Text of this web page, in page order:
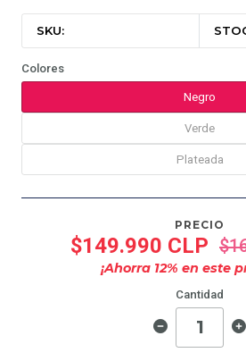
SKU:
Colores
Negro
Verde
Plateada
PRECIO
$149.990 CLP
¡Ahorra 12% en este
Cantidad